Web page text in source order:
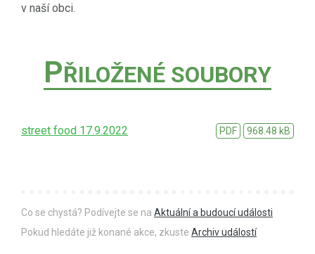
v naší obci.
PŘILOŽENÉ SOUBORY
street food 17.9.2022 PDF 968.48 kB
Co se chystá? Podívejte se na Aktuální a budoucí události
Pokud hledáte již konané akce, zkuste Archiv událostí